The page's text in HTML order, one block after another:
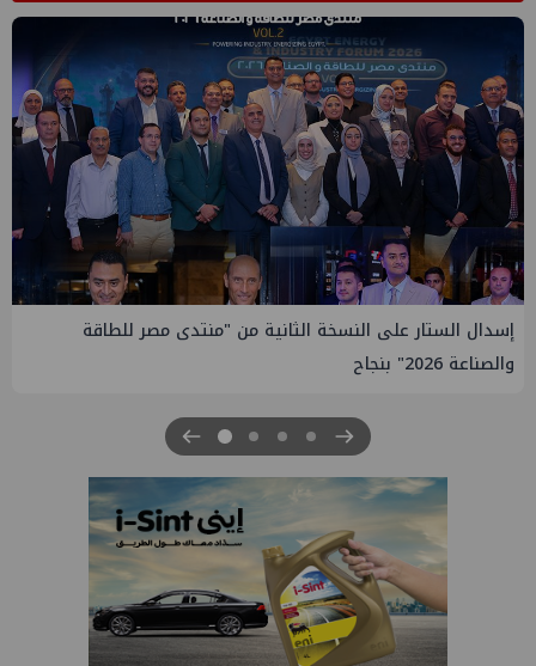
إيني تعين مديراً جديد لها في مصر